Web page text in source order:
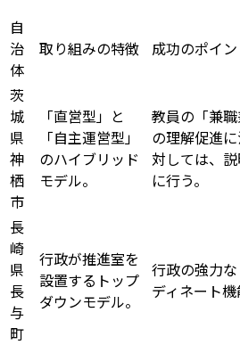
自
治
体
取り組みの特徴 成功のポイン
茨
城
県
神
栖
市
「直営型」と
「自主運営型」
のハイブリッド
モデル。
教員の「兼
の理解促進
対しては、
に行う。
長
崎
県
長
与
町
行政が推進室を
設置するトップ
ダウンモデル。
行政の強力
ディネート機